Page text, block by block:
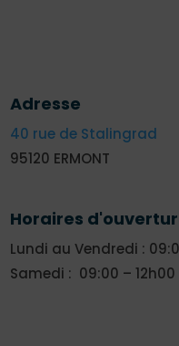
Adresse
40 rue de Stalingrad
95120 ERMONT
Horaires
Lundi au Vendredi :
Samedi : 09:00 – 12h00